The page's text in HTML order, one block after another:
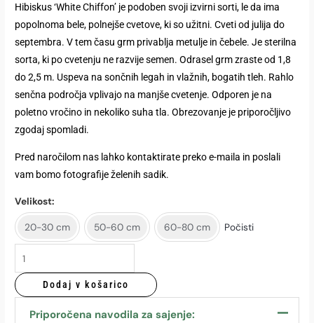
Hibiskus ‘White Chiffon’ je podoben svoji izvirni sorti, le da ima
popolnoma bele, polnejše cvetove, ki so užitni. Cveti od julija do
septembra. V tem času grm privablja metulje in čebele. Je sterilna
sorta, ki po cvetenju ne razvije semen. Odrasel grm zraste od 1,8
do 2,5 m. Uspeva na sončnih legah in vlažnih, bogatih tleh. Rahlo
senčna področja vplivajo na manjše cvetenje. Odporen je na
poletno vročino in nekoliko suha tla. Obrezovanje je priporočljivo
zgodaj spomladi.
Pred naročilom nas lahko kontaktirate preko e-maila in poslali
vam bomo fotografije želenih sadik.
Velikost
20-30 cm 50-60 cm 60-80 cm Počisti
'𝘞𝘩𝘪𝘵𝘦
𝘊𝘩𝘪𝘧𝘧𝘰𝘯'®
količina
Dodaj v košarico
Priporočena navodila za sajenje: